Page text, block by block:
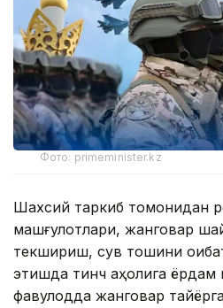
Фото: primeminister.kz
Шахсий таркиб томонидан
машғулотлари, жанговар
текшириш, сув тошқини
этишда тинч аҳолига ёрдам
фавқулодда жанговар